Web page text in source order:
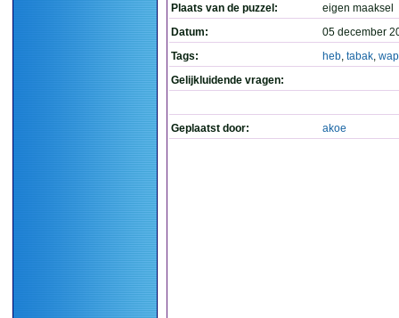
Plaats van de puzzel:
eigen maaksel
Datum:
05 december
Tags:
heb, tabak,
Gelijkluidende vragen:
Geplaatst door: akoe